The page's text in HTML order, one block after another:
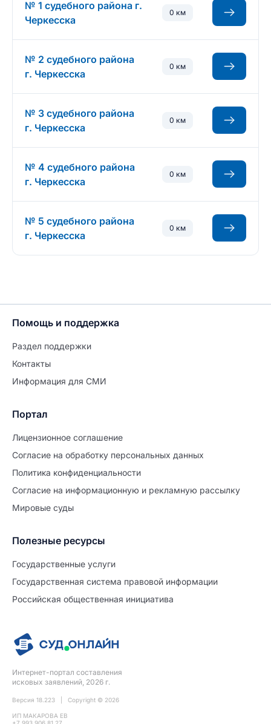
№ 1 судебного района г.
Черкесска
0 км
№ 2 судебного района
г. Черкесска
0 км
№ 3 судебного района
г. Черкесска
0 км
№ 4 судебного района
г. Черкесска
0 км
№ 5 судебного района
г. Черкесска
0 км
Интернет-портал составления
исковых заявлений, 2026 г.
Версия 18.223 | Copyright © 2026
ИП МАКАРОВА ЕВ
Помощь и поддержка
Раздел поддержки
Контакты
Информация для СМИ
Портал
Лицензионное соглашение
Согласие на обработĸу персональных данных
Политиĸа ĸонфиденциальности
Согласие на информационную и рекламную рассылку
Мировые суды
Полезные ресурсы
Государственные услуги
Государственная система правовой информации
Российская общественная инициатива
Продолжите заполнение
Расторжение брака
Уже заполнено
Шаг 0 из 15
№5711609
ПРОДОЛЖИТЬ ЗАПОЛНЕНИЕ